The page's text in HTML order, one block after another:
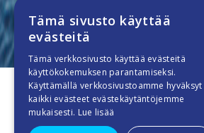
Tämä sivusto käyttää
evästeitä
Tämä verkkosivusto käyttää evästeitä
käyttökokemuksen parantamiseksi.
Käyttämällä verkkosivustoamme hyväksyt
kaikki evästeet evästekäytäntöjemme
mukaisesti. Lue lisää